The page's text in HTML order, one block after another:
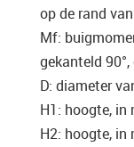
op de rand
Mf:
gekanteld
D: diameter
H1: hoogte, in
H2: hoogte,